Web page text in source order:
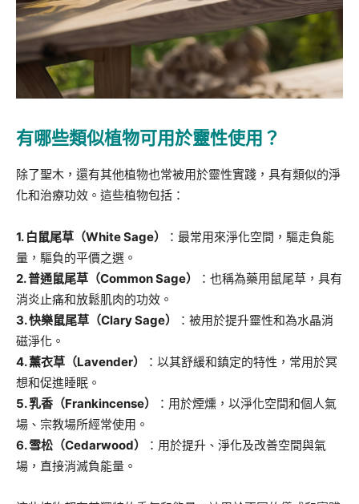
有哪些類似植物可用於靈性使用？
除了聖木，還有其他植物也常被用於靈性實踐，具有類似的淨
化和治療功效。這些植物包括：
1. 白鼠尾草（White Sage）
：最常用來淨化空間，驅走負能
量，驅負的平價之選。
2. 普通鼠尾草（Common Sage）
：也稱為藥用鼠尾草，具有
消炎止痛和放鬆肌肉的功效。
3. 快樂鼠尾草（Clary Sage）
：被用於提升靈性和為水晶消
磁淨化。
4. 薰衣草（Lavender）
：以其舒緩和鎮定的特性，常用於冥
想和促進睡眠。
5.乳香（Frankincense）
：用於煙燻，以淨化空間和個人氣
場、宗教場所經常使用。
6.雪松（Cedarwood）
：用於提升、淨化及改善空間與氣
場，直接消滅負能量。